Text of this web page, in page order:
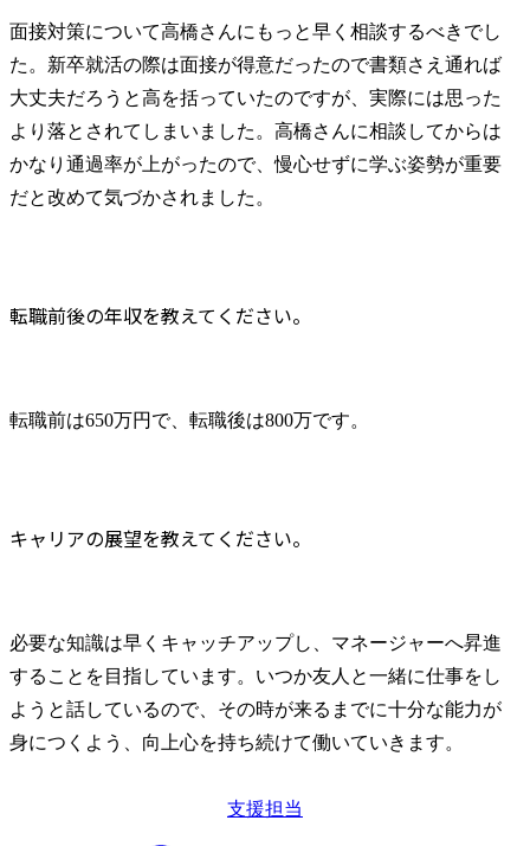
面接対策について高橋さんにもっと早く相談するべきでし
た。新卒就活の際は面接が得意だったので書類さえ通れば
大丈夫だろうと高を括っていたのですが、実際には思った
より落とされてしまいました。高橋さんに相談してからは
かなり通過率が上がったので、慢心せずに学ぶ姿勢が重要
だと改めて気づかされました。
転職前後の年収を教えてください。
転職前は650万円で、転職後は800万です。
キャリアの展望を教えてください。
必要な知識は早くキャッチアップし、マネージャーへ昇進
することを目指しています。いつか友人と一緒に仕事をし
ようと話しているので、その時が来るまでに十分な能力が
身につくよう、向上心を持ち続けて働いていきます。
支援担当